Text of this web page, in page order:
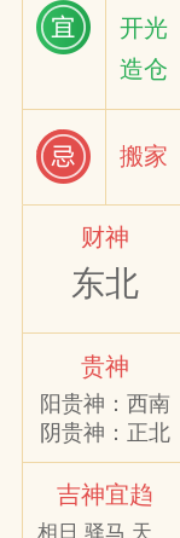
开光
造仓
搬家
财神
东北
贵神
阳贵神：西南
阴贵神：正北
吉神宜趋
相日 驿马 天